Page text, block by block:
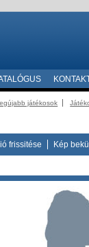
játékosok
frissitése Kép